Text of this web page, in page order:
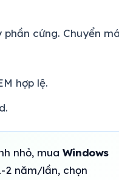
phần cứng. Chuyển
hợp lệ.
nhỏ, mua Windows
2 năm/lần, chọn